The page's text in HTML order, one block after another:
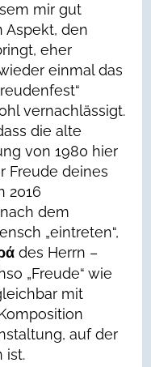
mir gut
Aspekt, den
eher
einmal das
vernachlässigt.
die alte
von 1980 hier
Freude deines
2016
dem
„eintreten“,
des Herrn –
„Freude“ wie
mit
auf der
ist.